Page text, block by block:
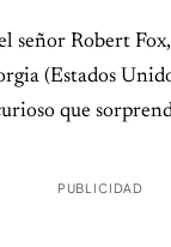
señor Robert
(Estados
que
PUBLICIDAD